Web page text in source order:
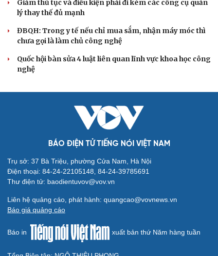
Điểm mới đột phá trong Chỉ thị số 07 về thực hành tư
tưởng, phong cách Hồ Chí Minh
Đảng ủy các cơ quan Đảng Trung ương xây dựng phần
mềm đánh giá cán bộ theo KPI
Đồng chí Trần Cẩm Tú: Bộ chỉ số đánh giá công việc
phải đo được kết quả thực chất
Bộ Chính trị: Giải thể hội quần chúng hoạt động kém
loạt không cản trở hoạt động dân sự
Đánh giá cán bộ bằng KPI: Cần gắn năng lực thực chất
Giảm thủ tục và điều kiện phải đi kèm các công cụ quản
ĐBQH: Trong y tế nếu chỉ mua sắm, nhận máy móc thì
chưa gọi là làm chủ công nghệ